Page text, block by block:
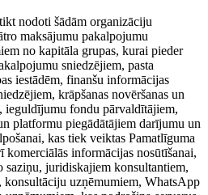
nodoti šādām organizāciju
maksājumu pakalpojumu
no kapitāla grupas, kurai pieder
sniedzējiem, pasta
iestādēm, finanšu informācijas
krāpšanas novēršanas un
fondu pārvaldītājiem,
platformu piegādātājiem darījumu un
kas tiek veiktas Pamatlīguma
komerciālās informācijas nosūtīšanai,
saziņu, juridiskajiem konsultantiem,
konsultāciju uzņēmumiem, WhatsApp